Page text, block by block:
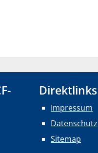
Direktlinks
Impressum
Datenschutz
Sitemap